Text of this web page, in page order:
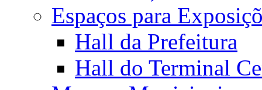
Espaços para
Hall da Prefeitura
Hall do Terminal